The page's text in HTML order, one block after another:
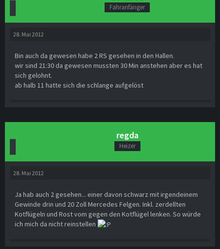
Fahranfänger
28. Mai 2012
Bin auch da gewesen habe 2 RS gesehen in den Hallen.
wir sind 21:30 da gewesen mussten 30 Min anstehen aber es hat
sich gelohnt.
ab halb 11 hatte sich die schlange aufgelöst
regda
Heizer
28. Mai 2012
Ja hab auch 2 gesehen... einer davon schwarz mit irgendeinem
Gewinde drin und 20 Zoll Mercedes Felgen. Inkl. zerdellten
Kotflügeln und Rost vom gegen den Kotflügel lenken. So würde
ich mich da nicht reinstellen